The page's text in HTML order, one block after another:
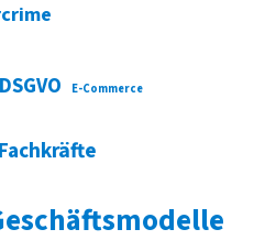
DSGVO E-Commerce
Fachkräfte